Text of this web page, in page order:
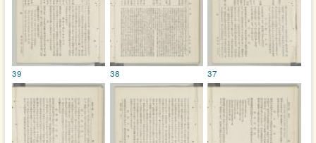
37
38
39